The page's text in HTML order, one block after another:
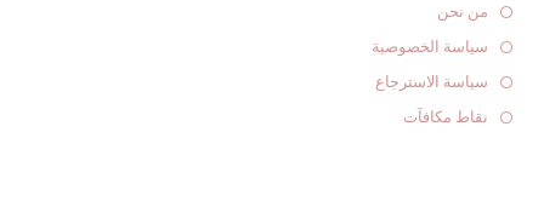
من نحن
سياسة الخصوصية
سياسة الاسترجاع
نقاط مكافآت